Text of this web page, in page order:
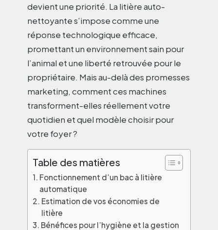
devient une priorité. La litière auto-
nettoyante s’impose comme une
réponse technologique efficace,
promettant un environnement sain pour
l’animal et une liberté retrouvée pour le
propriétaire. Mais au-delà des promesses
marketing, comment ces machines
transforment-elles réellement votre
quotidien et quel modèle choisir pour
votre foyer ?
Table des matières
Fonctionnement d’un bac à litière
automatique
Estimation de vos économies de
litière
Bénéfices pour l’hygiène et la gestion